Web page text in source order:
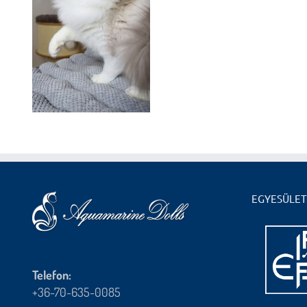
Telefon:
+36-70-635-0085